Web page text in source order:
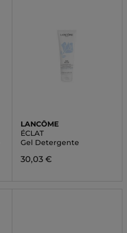
LANCÔME
ÉCLAT
Gel Detergente
30,03 €